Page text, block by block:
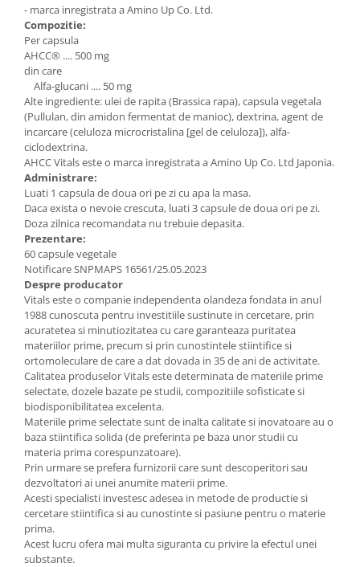
- marca inregistrata a Amino Up Co. Ltd.
Compozitie:
Per capsula
AHCC® .... 500 mg
din care
Alfa-glucani .... 50 mg
Alte ingrediente: ulei de rapita (Brassica rapa), capsula vegetala
(Pullulan, din amidon fermentat de manioc), dextrina, agent de
incarcare (celuloza microcristalina [gel de celuloza]), alfa-
ciclodextrina.
AHCC Vitals este o marca inregistrata a Amino Up Co. Ltd Japonia.
Administrare:
Luati 1 capsula de doua ori pe zi cu apa la masa.
Daca exista o nevoie crescuta, luati 3 capsule de doua ori pe zi.
Doza zilnica recomandata nu trebuie depasita.
Prezentare:
60 capsule vegetale
Notificare SNPMAPS 16561/25.05.2023
Despre producator
Vitals este o companie independenta olandeza fondata in anul
1988 cunoscuta pentru investitiile sustinute in cercetare, prin
acuratetea si minutiozitatea cu care garanteaza puritatea
materiilor prime, precum si prin cunostintele stiintifice si
ortomoleculare de care a dat dovada in 35 de ani de activitate.
Calitatea produselor Vitals este determinata de materiile prime
selectate, dozele bazate pe studii, compozitiile sofisticate si
biodisponibilitatea excelenta.
Materiile prime selectate sunt de inalta calitate si inovatoare au o
baza stiintifica solida (de preferinta pe baza unor studii cu
materia prima corespunzatoare).
Prin urmare se prefera furnizorii care sunt descoperitori sau
dezvoltatori ai unei anumite materii prime.
Acesti specialisti investesc adesea in metode de productie si
cercetare stiintifica si au cunostinte si pasiune pentru o materie
prima.
Acest lucru ofera mai multa siguranta cu privire la efectul unei
substante.